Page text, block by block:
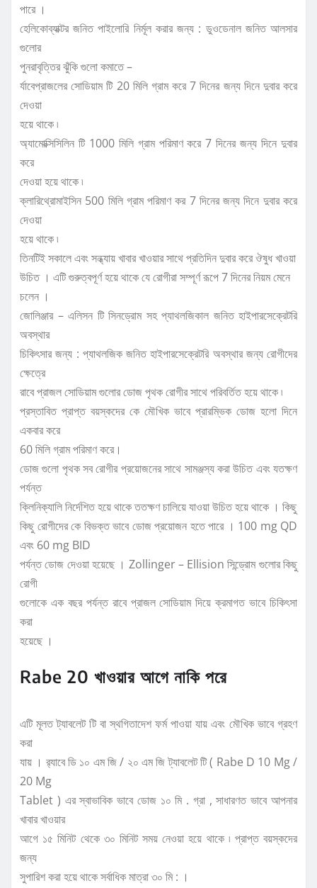
পারে ।
হেলিকোব্যাক্টর জনিত পাইলোরি নির্মূল করার জন্য : ডুওডেনাল জনিত আলসার
গুলোর
পুনরাবৃত্তির ঝুঁকি গুলো কমাতে –
র্যাবেপ্রাজলের সোডিয়াম টি 20 মিলি গ্রাম করে 7 দিনের জন্য দিনে দুবার করে
দেওয়া
হয়ে থাকে ৷
অ্যামোক্সিসিলিন টি 1000 মিলি গ্রাম পরিমাণ করে 7 দিনের জন্য দিনে দুবার
করে
দেওয়া হয়ে থাকে ৷
ক্লারিথ্রোমাইসিন 500 মিলি গ্রাম পরিমাণ কর 7 দিনের জন্য দিনে দুবার করে
দেওয়া
হয়ে থাকে ৷
তিনটিই সকালে এবং সন্ধ্যায় খাবার খাওয়ার সাথে প্রতিদিন দুবার করে ঔষুধ খাওয়া
উচিত । এটি গুরুত্বপূর্ণ হয়ে থাকে যে রোগীরা সম্পূর্ণ রূপে 7 দিনের নিয়ম মেনে
চলেন ।
জোলিঞ্জার – এলিসন টি সিনড্রোম সহ প্যাথলজিকাল জনিত হাইপারসেক্রেটরি
অবস্থার
চিকিৎসার জন্য : প্যাথলজিক জনিত হাইপারসেক্রেটরি অবস্থার জন্য রোগীদের
ক্ষেত্রে
রাবে প্রাজল সোডিয়াম গুলোর ডোজ পৃথক রোগীর সাথে পরিবর্তিত হয়ে থাকে ৷
প্রস্তাবিত প্রাপ্ত বয়স্কদের কে মৌখিক ভাবে প্রারম্ভিক ডোজ হলো দিনে
একবার করে
60 মিলি গ্রাম পরিমাণ করে।
ডোজ গুলো পৃথক সব রোগীর প্রয়োজনের সাথে সামঞ্জস্য করা উচিত এবং যতক্ষণ
পর্যন্ত
ক্লিনিক্যালি নির্দেশিত হয়ে থাকে ততক্ষণ চালিয়ে যাওয়া উচিত হয়ে থাকে । কিছু
কিছু রোগীদের কে বিভক্ত ভাবে ডোজ প্রয়োজন হতে পারে । 100 mg QD
এবং 60 mg BID
পর্যন্ত ডোজ দেওয়া হয়েছে । Zollinger – Ellision সিন্ড্রোম গুলোর কিছু
রোগী
গুলোকে এক বছর পর্যন্ত রাবে প্রাজল সোডিয়াম দিয়ে ক্রমাগত ভাবে চিকিৎসা
করা
হয়েছে ।
Rabe 20 খাওয়ার আগে নাকি পরে
এটি মূলত ট্যাবলেট টি বা স্থগিতাদেশ ফর্ম পাওয়া যায় এবং মৌখিক ভাবে গ্রহণ
করা
যায় । র‍্যাবে ডি ১০ এম জি / ২০ এম জি ট্যাবলেট টি ( Rabe D 10 Mg /
20 Mg
Tablet ) এর স্বাভাবিক ভাবে ডোজ ১০ মি . গ্রা , সাধারণত ভাবে আপনার
খাবার খাওয়ার
আগে ১৫ মিনিট থেকে ৩০ মিনিট সময় নেওয়া হয়ে থাকে ৷ প্রাপ্ত বয়স্কদের
জন্য
সুপারিশ করা হয়ে থাকে সর্বাধিক মাত্রা ৩০ মি : ।